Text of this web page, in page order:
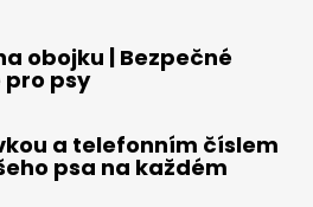
obojku | Bezpečné
psy
a telefonním číslem
psa na každém